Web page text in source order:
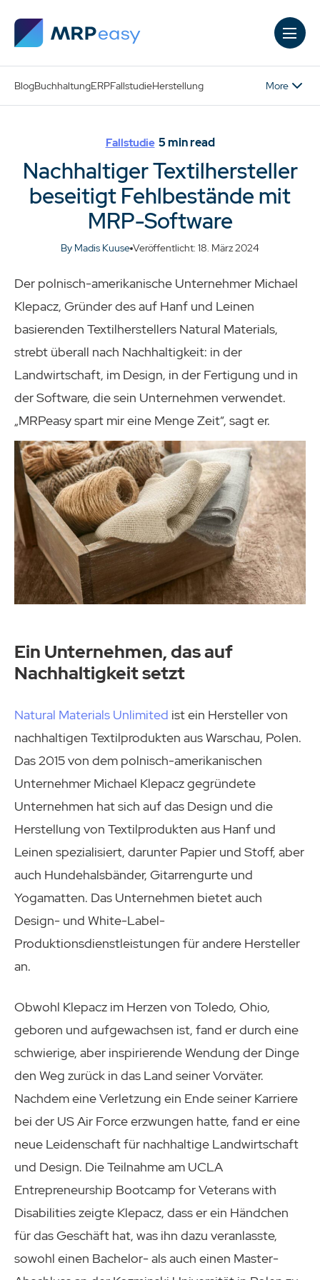
BlogBuchhaltungERPFallstudieHerstellung More
Fallstudie 5min read
Nachhaltiger Textilhersteller
beseitigt Fehlbestände mit
MRP-Software
By Madis Kuuse Veröffentlicht: 18. März 2024
Der polnisch-amerikanische Unternehmer Michael
Klepacz, Gründer des auf Hanf und Leinen
basierenden Textilherstellers Natural Materials,
strebt überall nach Nachhaltigkeit: in der
Landwirtschaft, im Design, in der Fertigung und in
der Software, die sein Unternehmen verwendet.
„MRPeasy spart mir eine Menge Zeit“, sagt er.
Ein Unternehmen, das auf
Nachhaltigkeit setzt
Natural Materials Unlimited ist ein Hersteller von
nachhaltigen Textilprodukten aus Warschau, Polen.
Das 2015 von dem polnisch-amerikanischen
Unternehmer Michael Klepacz gegründete
Unternehmen hat sich auf das Design und die
Herstellung von Textilprodukten aus Hanf und
Leinen spezialisiert, darunter Papier und Stoff, aber
auch Hundehalsbänder, Gitarrengurte und
Yogamatten. Das Unternehmen bietet auch
Design- und White-Label-
Produktionsdienstleistungen für andere Hersteller
an.
Obwohl Klepacz im Herzen von Toledo, Ohio,
geboren und aufgewachsen ist, fand er durch eine
schwierige, aber inspirierende Wendung der Dinge
den Weg zurück in das Land seiner Vorväter.
Nachdem eine Verletzung ein Ende seiner Karriere
bei der US Air Force erzwungen hatte, fand er eine
neue Leidenschaft für nachhaltige Landwirtschaft
und Design. Die Teilnahme am UCLA
Entrepreneurship Bootcamp for Veterans with
Disabilities zeigte Klepacz, dass er ein Händchen
für das Geschäft hat, was ihn dazu veranlasste,
sowohl einen Bachelor- als auch einen Master-